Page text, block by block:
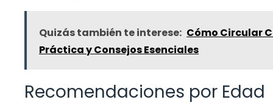
Quizás también te interese: Cómo Circular
Práctica y Consejos Esenciales
Recomendaciones por Edad